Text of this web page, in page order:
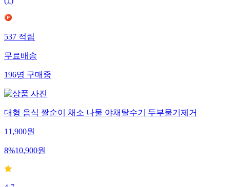
(1)
537적립
무료배송
196명구매중
대형 음식 짤순이 채소 나물 야채탈수기 두부물기제거
11,900원
8%10,900원